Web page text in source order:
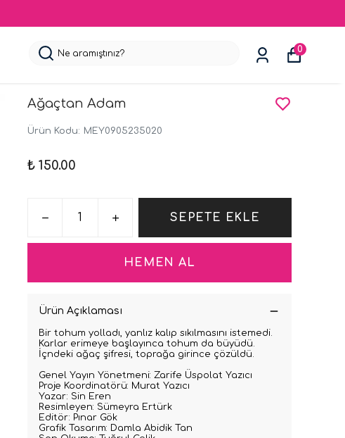
0
Ağaçtan Adam
Ürün Kodu: MEY0905235020
₺ 150.00
SEPETE EKLE
HEMEN AL
Ürün Açıklaması
Bir tohum yolladı, yanlız kalıp sıkılmasını istemedi.
Karlar erimeye başlayınca tohum da büyüdü.
İçndeki ağaç şifresi, toprağa girince çözüldü.
Genel Yayın Yönetmeni: Zarife Üspolat Yazıcı
Proje Koordinatörü: Murat Yazıcı
Yazar: Sin Eren
Resimleyen: Sümeyra Ertürk
Editör: Pınar Gök
Grafik Tasarım: Damla Abidik Tan